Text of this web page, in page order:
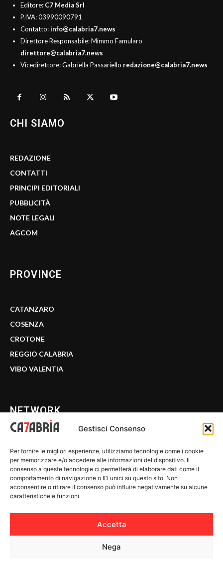
Gestisci Consenso
Per fornire le migliori esperienze, utilizziamo tecnologie come i cookie
per memorizzare e/o accedere alle informazioni del dispositivo. Il
consenso a queste tecnologie ci permetterà di elaborare dati come il
comportamento di navigazione o ID unici su questo sito. Non
acconsentire o ritirare il consenso può influire negativamente su alcune
caratteristiche e funzioni.
Accetta
Nega
Editore: C7 Media Srl
P.IVA: 03990090791
Contatto:info@calabria7.news
Direttore Responsabile: Mimmo Famularo
direttore@calabria7.news
Vicedirettore: Gabriella Passariello redazione@calabria7.news
CHI SIAMO
REDAZIONE
CONTATTI
PRINCIPI EDITORIALI
PUBBLICITÀ
NOTE LEGALI
AGCOM
PROVINCE
CATANZARO
COSENZA
CROTONE
REGGIO CALABRIA
VIBO VALENTIA
NETWORK
WE CALABRIA
C7 PLAY
MIX ZONE